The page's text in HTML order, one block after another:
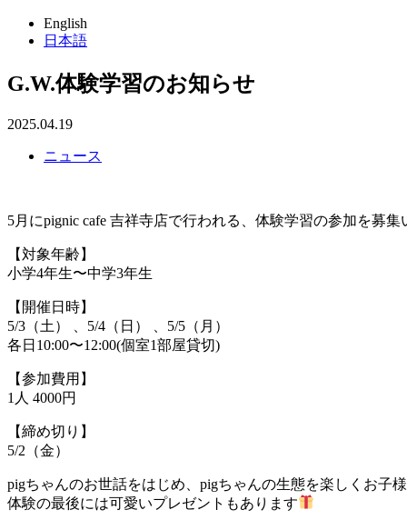
English
日本語
G.W.体験学習のお知らせ
2025.04.19
ニュース
5月にpignic cafe 吉祥寺店で行われる、体験学習の参加を募集
【対象年齢】
小学4年生〜中学3年生
【開催日時】
5/3（土） 、5/4（日） 、5/5（月）
各日10:00〜12:00(個室1部屋貸切)
【参加費用】
1人 4000円
【締め切り】
5/2（金）
pigちゃんのお世話をはじめ、pigちゃんの生態を楽しくお子
体験の最後には可愛いプレゼントもあります